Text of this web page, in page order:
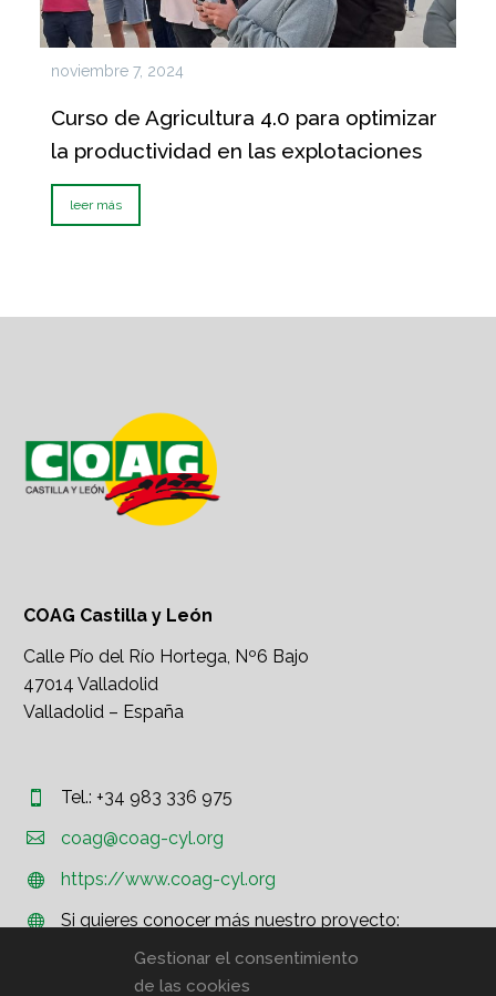
Gestionar el consentimiento
de las cookies
noviembre 7, 2024
Curso de Agricultura 4.0 para optimizar
la productividad en las explotaciones
leer más
COAG Castilla y León
Calle Pío del Río Hortega, Nº6 Bajo
47014 Valladolid
Valladolid – España

 Tel.: +34 983 336 975

 coag@coag-cyl.org

 https://www.coag-cyl.org


Si quieres conocer más nuestro proyecto:
http://www.coag.org